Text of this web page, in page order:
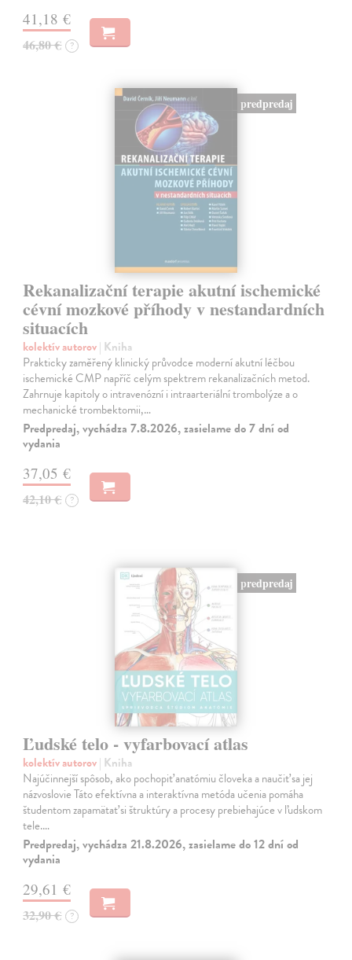
41,18 €
46,80 € ?
predpredaj
Rekanalizační terapie akutní ischemické
cévní mozkové příhody v nestandardních
situacích
kolektív autorov| Kniha
Prakticky zaměřený klinický průvodce moderní akutní léčbou
ischemické CMP napříč celým spektrem rekanalizačních metod.
Zahrnuje kapitoly o intravenózní i intraarteriální trombolýze a o
mechanické trombektomii,…
Predpredaj, vychádza 7.8.2026, zasielame do 7 dní od
vydania
37,05 €
42,10 € ?
predpredaj
Ľudské telo - vyfarbovací atlas
kolektív autorov| Kniha
Najúčinnejší spôsob, ako pochopiť anatómiu človeka a naučiť sa jej
názvoslovie Táto efektívna a interaktívna metóda učenia pomáha
študentom zapamätať si štruktúry a procesy prebiehajúce v ľudskom
tele.…
Predpredaj, vychádza 21.8.2026, zasielame do 12 dní od
vydania
29,61 €
32,90 € ?